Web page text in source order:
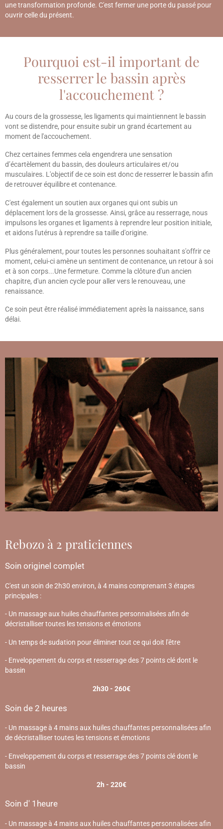
une transformation profonde. C'est fermer une porte du passé pour
ouvrir celle du présent.
Pourquoi est-il important de
resserrer le bassin après
l'accouchement ?
Au cours de la grossesse, les ligaments qui maintiennent le bassin
vont se distendre, pour ensuite subir un grand écartement au
moment de l'accouchement.
Chez certaines femmes cela engendrera une sensation
d’écartèlement du bassin, des douleurs articulaires et/ou
musculaires. L'objectif de ce soin est donc de resserrer le bassin afin
de retrouver équilibre et contenance.
C'est également un soutien aux organes qui ont subis un
déplacement lors de la grossesse. Ainsi, grâce au resserrage, nous
impulsons les organes et ligaments à reprendre leur position initiale,
et aidons l'utérus à reprendre sa taille d'origine.
Plus généralement, pour toutes les personnes souhaitant s'offrir ce
moment, celui-ci amène un sentiment de contenance, un retour à soi
et à son corps...Une fermeture. Comme la clôture d'un ancien
chapitre, d'un ancien cycle pour aller vers le renouveau, une
renaissance.
Ce soin peut être réalisé immédiatement après la naissance, sans
délai.
Rebozo à 2 praticiennes
Soin originel complet
C'est un soin de 2h30 environ, à 4 mains comprenant 3 étapes
principales :
- Un massage aux huiles chauffantes personnalisées afin de
décristalliser toutes les tensions et émotions
- Un temps de sudation pour éliminer tout ce qui doit l'être
- Enveloppement du corps et resserrage des 7 points clé dont le
bassin
2h30 - 260€
Soin de 2 heures
- Un massage à 4 mains aux huiles chauffantes personnalisées afin
de décristalliser toutes les tensions et émotions
- Enveloppement du corps et resserrage des 7 points clé dont le
bassin
2h - 220€
Soin d' 1heure
- Un massage à 4 mains aux huiles chauffantes personnalisées afin